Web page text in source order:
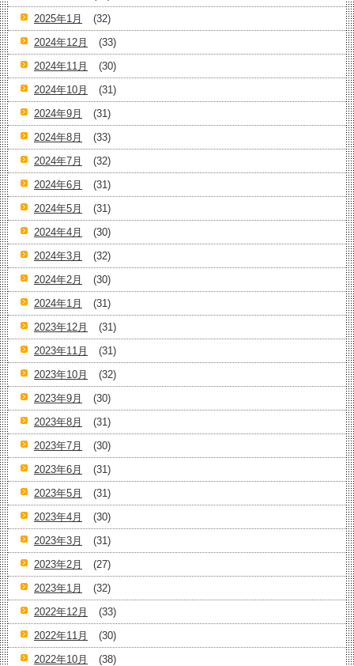
2025年1月
(32)
2024年12月
(33)
2024年11月
(30)
2024年10月
(31)
2024年9月
(31)
2024年8月
(33)
2024年7月
(32)
2024年6月
(31)
2024年5月
(31)
2024年4月
(30)
2024年3月
(32)
2024年2月
(30)
2024年1月
(31)
2023年12月
(31)
2023年11月
(31)
2023年10月
(32)
2023年9月
(30)
2023年8月
(31)
2023年7月
(30)
2023年6月
(31)
2023年5月
(31)
2023年4月
(30)
2023年3月
(31)
2023年2月
(27)
2023年1月
(32)
2022年12月
(33)
2022年11月
(30)
2022年10月
(38)